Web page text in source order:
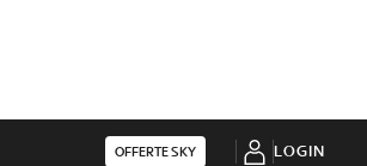
OFFERTE SKY LOGIN